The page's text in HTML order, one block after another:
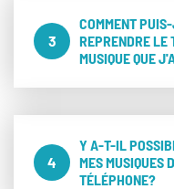
3
COMMENT
REPRENDRE LE
MUSIQUE QUE
4
Y A-T-IL
MES MUSIQUES
TÉLÉPHONE?